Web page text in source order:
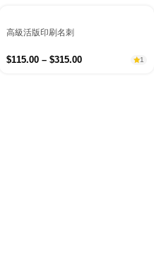
高級活版印刷名刺
$115.00 – $315.00 1